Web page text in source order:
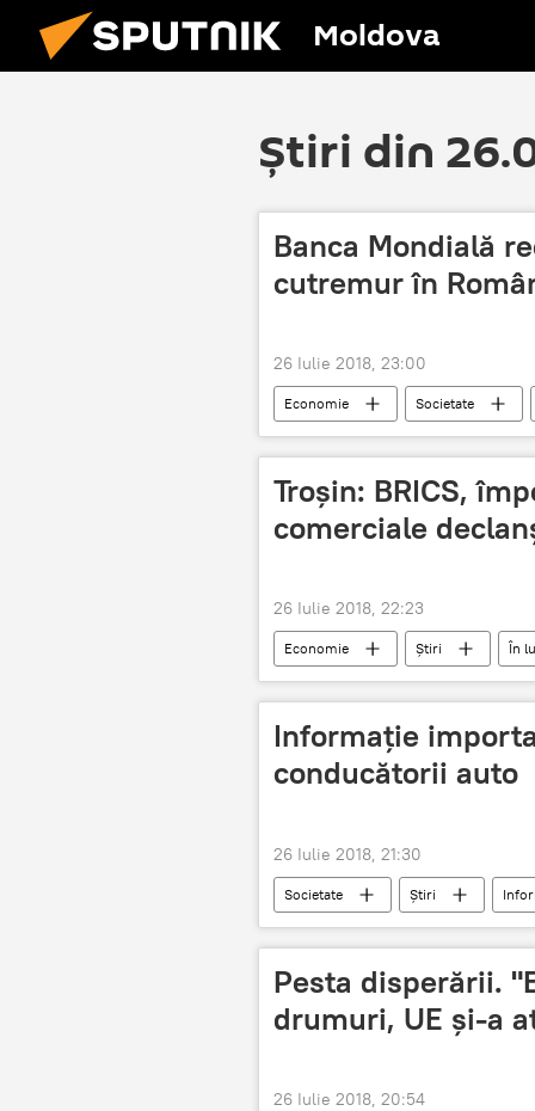
Moldova
Știri din
Banca Mondială
cutremur în
26 Iulie 2018, 23:00
Economie Societate
risc
mare romania
Troșin: BRICS,
comerciale
26 Iulie 2018, 22:23
Economie Știri În
summit
economia mondiala
Informație
conducătorii auto
26 Iulie 2018, 21:30
Societate Știri
Cristina Oglinda
prejudiciu
Pesta disperării.
drumuri, UE și-a
26 Iulie 2018, 20:54